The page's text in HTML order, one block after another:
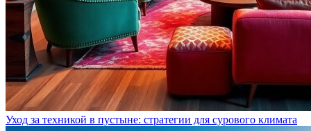
Уход за техникой в пустыне: стратегии для сурового климата